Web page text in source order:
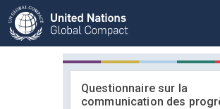
Questionnaire sur la
communication des